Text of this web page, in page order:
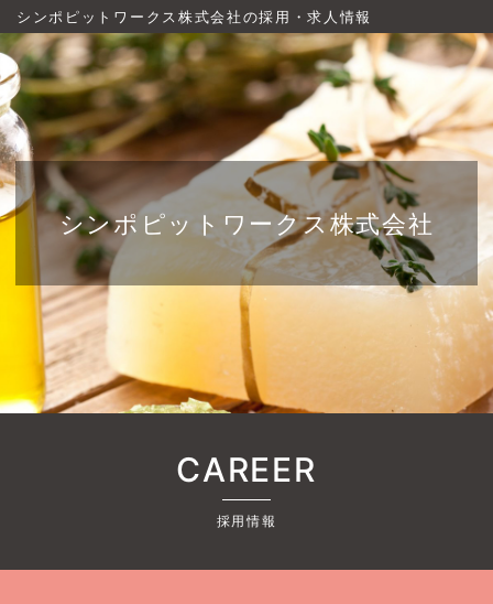
シンポピットワークス株式会社の採用・求人情報
シンポピットワークス株式会社
CAREER
採用情報